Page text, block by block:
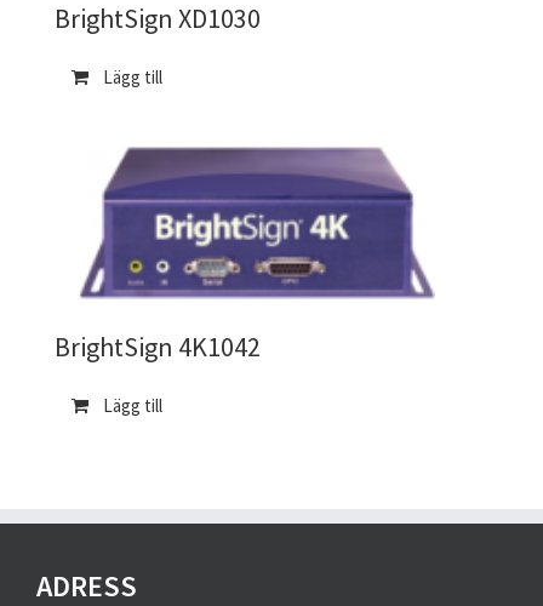
BrightSign XD1030
Lägg till
BrightSign 4K1042
Lägg till
ADRESS